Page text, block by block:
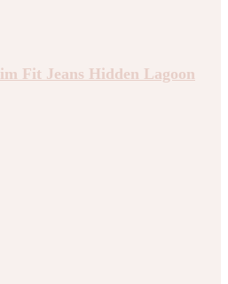
Fit Jeans Hidden Lagoon